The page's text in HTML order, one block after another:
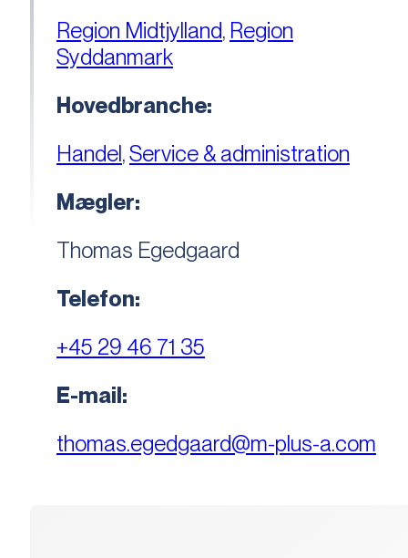
Region Midtjylland, Region
Syddanmark
Hovedbranche:
Handel,Service & administration
Mægler:
Thomas Egedgaard
Telefon:
+45 29 46 71 35
E-mail:
thomas.egedgaard@m-plus-a.com